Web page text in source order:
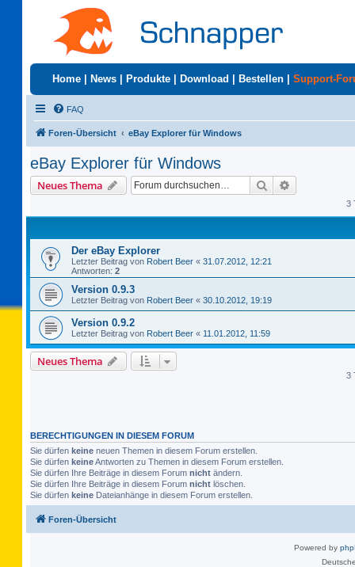
Home News Produkte Download Bestellen Support-
FAQ
Foren-Übersicht eBay Explorer für Windows
eBay Explorer für Windows
Neues Thema Suche
3
Der eBay Explorer
Letzter Beitrag von Robert Beer « 31.07.2012, 12:21
Antworten: 2
Version 0.9.3
Letzter Beitrag von Robert Beer « 30.10.2012, 19:19
Version 0.9.2
Letzter Beitrag von Robert Beer « 11.01.2012, 11:59
Neues Thema
3
BERECHTIGUNGEN IN DIESEM FORUM
Sie dürfen keine neuen Themen in diesem Forum erstellen.
Sie dürfen keineAntworten zu Themen in diesem Forum erstellen.
Sie dürfen Ihre Beiträge in diesem Forum nicht ändern.
Sie dürfen Ihre Beiträge in diesem Forum nicht löschen.
Sie dürfen keine Dateianhänge in diesem Forum erstellen.
Foren-Übersicht
Powered by